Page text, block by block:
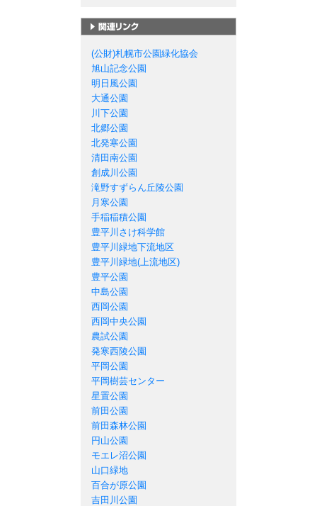
(公財)札幌市公園緑化協会
旭山記念公園
明日風公園
大通公園
川下公園
北郷公園
北発寒公園
清田南公園
創成川公園
滝野すずらん丘陵公園
月寒公園
手稲稲積公園
豊平川さけ科学館
豊平川緑地下流地区
豊平川緑地(上流地区)
豊平公園
中島公園
西岡公園
西岡中央公園
農試公園
発寒西陵公園
平岡公園
平岡樹芸センター
星置公園
前田公園
前田森林公園
円山公園
モエレ沼公園
山口緑地
百合が原公園
吉田川公園